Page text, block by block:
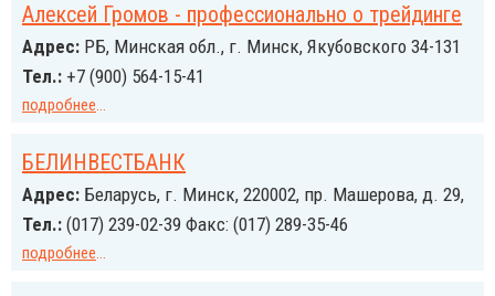
Алексей Громов - профессионально о трейдинге
Адрес: РБ, Минская обл., г. Минск, Якубовского 34-131
Тел.: +7 (900) 564-15-41
подробнее...
БЕЛИНВЕСТБАНК
Адрес: Беларусь, г. Минск, 220002, пр. Машерова, д. 29,
Тел.: (017) 239-02-39 Факс: (017) 289-35-46
подробнее...